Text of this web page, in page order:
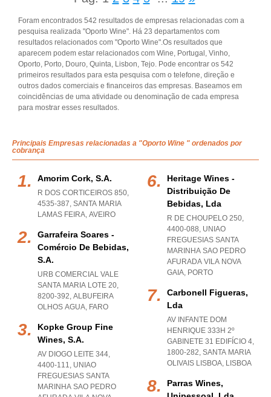
Foram encontrados 542 resultados de empresas relacionadas com a
pesquisa realizada "Oporto Wine". Há 23 departamentos com
resultados relacionados com "Oporto Wine".Os resultados que
aparecem podem estar relacionados com Wine, Portugal, Vinho,
Oporto, Porto, Douro, Quinta, Lisbon, Tejo. Pode encontrar os 542
primeiros resultados para esta pesquisa com o telefone, direção e
outros dados comerciais e financeiros das empresas. Baseamos em
coincidências de uma atividade ou denominação de cada empresa
para mostrar esses resultados.
Principais Empresas relacionadas a "Oporto Wine " ordenados por
cobrança
Amorim Cork, S.a.
R DOS CORTICEIROS 850,
4535-387, SANTA MARIA
LAMAS FEIRA, AVEIRO
Garrafeira Soares -
Comércio De Bebidas,
S.a.
URB COMERCIAL VALE
SANTA MARIA LOTE 20,
8200-392, ALBUFEIRA
OLHOS AGUA, FARO
Kopke Group Fine
Wines, S.a.
AV DIOGO LEITE 344,
4400-111, UNIAO
FREGUESIAS SANTA
MARINHA SAO PEDRO
Heritage Wines -
Distribuição De
Bebidas, Lda
R DE CHOUPELO 250,
4400-088, UNIAO
FREGUESIAS SANTA
MARINHA SAO PEDRO
AFURADA VILA NOVA
GAIA, PORTO
Carbonell Figueras,
Lda
AV INFANTE DOM
HENRIQUE 333H 2º
GABINETE 31 EDIFÍCIO 4,
1800-282, SANTA MARIA
OLIVAIS LISBOA, LISBOA
Parras Wines,